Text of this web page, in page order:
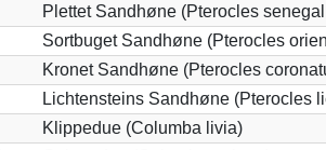
Plettet Sandhøne (Pterocles
Sortbuget Sandhøne (Pterocles
Kronet Sandhøne (Pterocles
Lichtensteins Sandhøne (Pterocles
Klippedue (Columba livia)